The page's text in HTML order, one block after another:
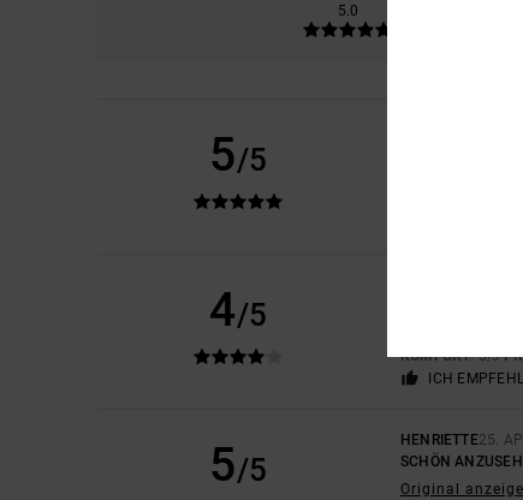
5.0
5/5
QUALITÄT UND
Original
PREIS-
ICH
4/5
KOMFORT: 5/5
ICH
5/5
HENRIETTE25.
SCHÖN
Original